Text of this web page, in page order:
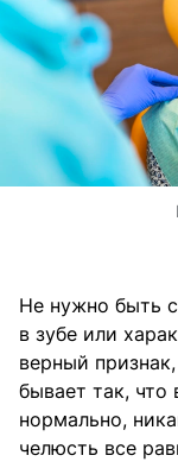
Не нужно быть
в зубе или
верный
бывает так, что
нормально,
челюсть все